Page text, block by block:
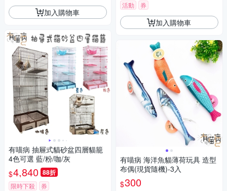
加入購物車
有喵病 抽屜式貓砂盆四層貓籠
4色可選 藍/粉/咖/灰
$4,840 88折
限時下殺 券
活動 券
加入購物車
有喵病 海洋魚貓薄荷玩具 造型
布偶(現貨隨機)-3入
$300